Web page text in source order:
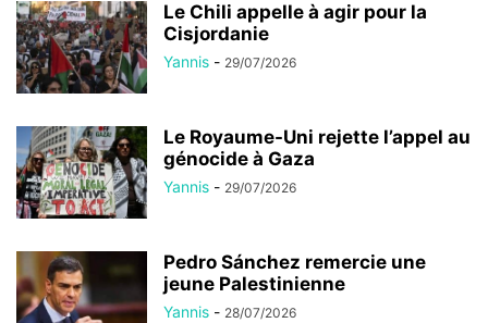
Le Chili appelle à agir pour la
Cisjordanie
Yannis - 29/07/2026
Le Royaume-Uni rejette l’appel au
génocide à Gaza
Yannis - 29/07/2026
Pedro Sánchez remercie une
jeune Palestinienne
Yannis - 28/07/2026